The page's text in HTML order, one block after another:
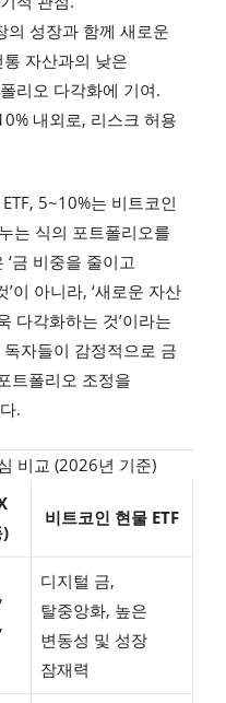
의 성장과 함께 새로운
자산과의 낮은
리오 다각화에 기여.
내외로, 리스크 허용
5~10%는 비트코인
는 식의 포트폴리오를
금 비중을 줄이고
이 아니라, ‘새로운 자산
다각화하는 것’이라는
자들이 감정적으로 금
트폴리오 조정을
.
비교 (2026년 기준)
비트코인 현물 ETF
디지털 금,
탈중앙화, 높은
변동성 및 성장
잠재력